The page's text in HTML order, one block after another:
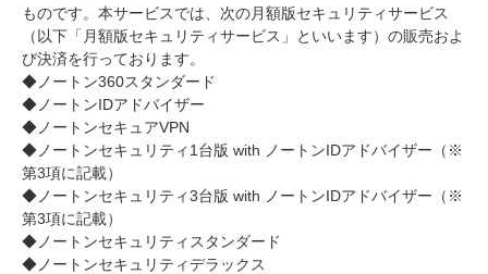
ものです。本サービスでは、次の月額版セキュリティサービス
（以下「月額版セキュリティサービス」といいます）の販売およ
び決済を行っております。
◆ノートン360スタンダード
◆ノートンIDアドバイザー
◆ノートンセキュアVPN
◆ノートンセキュリティ1台版 with ノートンIDアドバイザー（※
第3項に記載）
◆ノートンセキュリティ3台版 with ノートンIDアドバイザー（※
第3項に記載）
◆ノートンセキュリティスタンダード
◆ノートンセキュリティデラックス